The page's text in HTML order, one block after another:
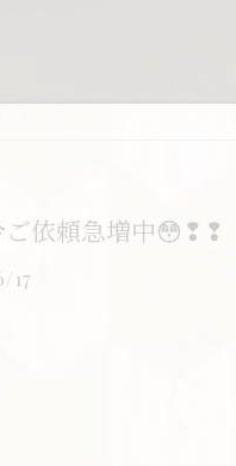
ご依頼急増中😳❢❢
17